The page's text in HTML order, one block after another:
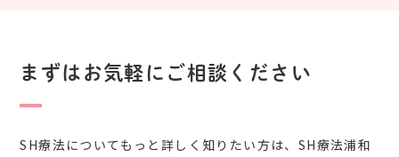
まずはお気軽にご相談ください
SH療法についてもっと詳しく知りたい方は、SH療法浦和